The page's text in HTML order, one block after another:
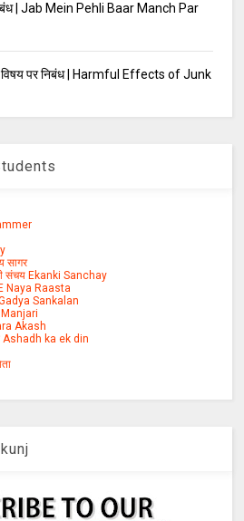
| Jab Mein Pehli Baar Manch Par
पर निबंध | Harmful Effects of Junk
सागर
संचय Ekanki Sanchay
Naya Raasta
Sankalan
Manjari
Akash
Ashadh ka ek din